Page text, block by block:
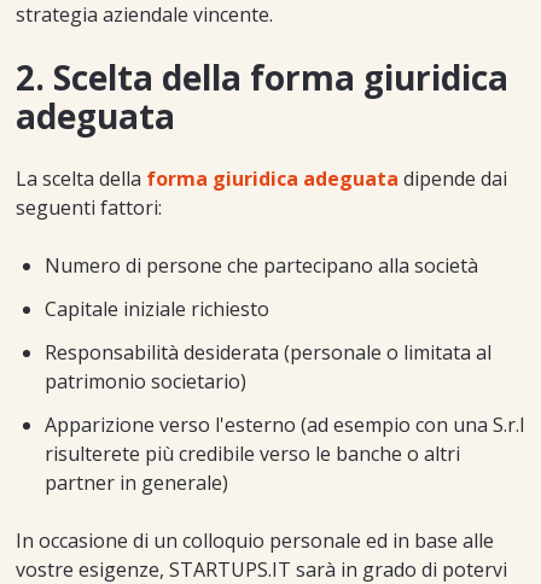
strategia aziendale vincente.
2. Scelta della forma giuridica
adeguata
La scelta della forma giuridica adeguata dipende dai
seguenti fattori:
Numero di persone che partecipano alla società
Capitale iniziale richiesto
Responsabilità desiderata (personale o limitata al
patrimonio societario)
Apparizione verso l'esterno (ad esempio con una S.r.l
risulterete più credibile verso le banche o altri
partner in generale)
In occasione di un colloquio personale ed in base alle
vostre esigenze, STARTUPS.IT sarà in grado di potervi